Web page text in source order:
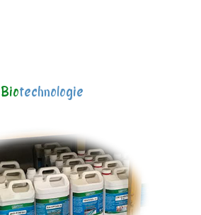
Biotechnologie